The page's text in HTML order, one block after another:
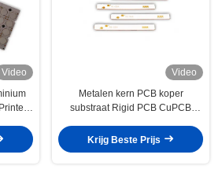
Video
Video
Metalen kern PCB koper
substraat Rigid PCB CuPCB
Krijg Beste Prijs